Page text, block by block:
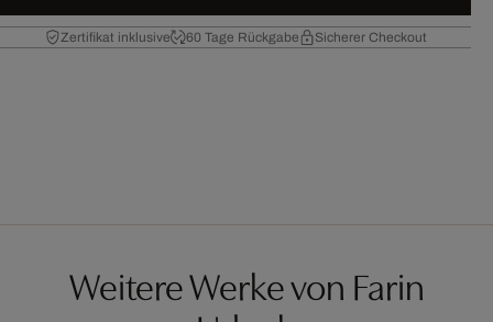
Zertifikat inklusive 60 Tage Rückgabe Sicherer Checkout
Weitere Werke von Farin